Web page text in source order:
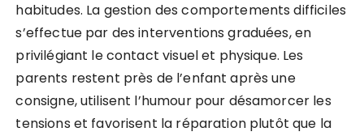
habitudes. La gestion des comportements difficiles
s’effectue par des interventions graduées, en
privilégiant le contact visuel et physique. Les
parents restent près de l’enfant après une
consigne, utilisent l’humour pour désamorcer les
tensions et favorisent la réparation plutôt que la